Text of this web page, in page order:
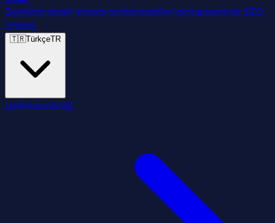
Derinlere inmek isteyen profesyoneller için kapsamlı bir SEO
rehberi.
🇹🇷TürkçeTR
Uygulamaya Git